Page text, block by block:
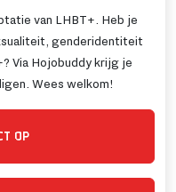
van LHBT+. Heb je
genderidentiteit
Via Hojobuddy krijg je
Wees welkom!
OP